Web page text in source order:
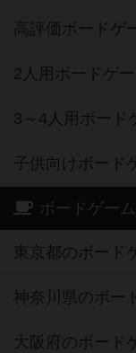
高評価ボードゲ
2人用ボードゲ
3～4人用ボード
子供向けボード
ボードゲー
東京都のボード
神奈川県のボー
大阪府のボード